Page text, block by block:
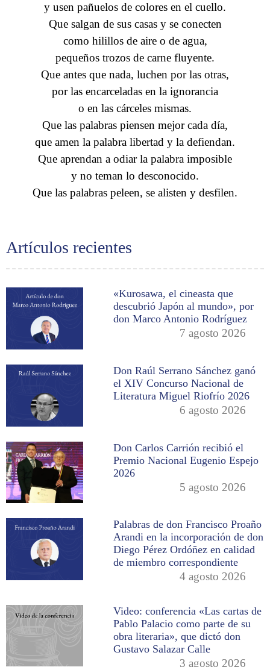
Artículos recientes
«Kurosawa, el cineasta que
descubrió Japón al mundo», por
don Marco Antonio Rodríguez
7 agosto 2026
Don Raúl Serrano Sánchez ganó
el XIV Concurso Nacional de
Literatura Miguel Riofrío 2026
6 agosto 2026
Don Carlos Carrión recibió el
Premio Nacional Eugenio Espejo
2026
5 agosto 2026
Palabras de don Francisco Proaño
Arandi en la incorporación de don
Diego Pérez Ordóñez en calidad
de miembro correspondiente
4 agosto 2026
Video: conferencia «Las cartas de
Pablo Palacio como parte de su
obra literaria», que dictó don
Gustavo Salazar Calle
3 agosto 2026
y usen pañuelos de colores en el cuello.
Que salgan de sus casas y se conecten
como hilillos de aire o de agua,
pequeños trozos de carne fluyente.
Que antes que nada, luchen por las otras,
por las encarceladas en la ignorancia
o en las cárceles mismas.
Que las palabras piensen mejor cada día,
que amen la palabra libertad y la defiendan.
Que aprendan a odiar la palabra imposible
y no teman lo desconocido.
Que las palabras peleen, se alisten y desfilen.